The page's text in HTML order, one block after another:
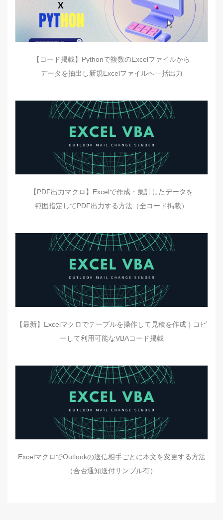
【コード掲載】Pythonで複数のExcelファイルから
データを抽出し新規Excelファイルへ一括出力
【PDF出力マクロ】Excelで作成・集計したデータを
範囲指定してPDF出力する方法（全コード掲載）
【最新】Excelマクロでテーブルを操作して見積を作成｜コピ
ーして利用可能なVBAコード掲載
ExcelマクロでOutlookの送信相手ごとに本文を変更する方法
（合否通知送付サンプル有）